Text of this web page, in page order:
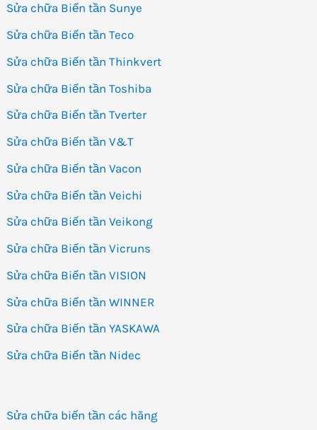
Sửa chữa Biến tần Sunye
Sửa chữa Biến tần Teco
Sửa chữa Biến tần Thinkvert
Sửa chữa Biến tần Toshiba
Sửa chữa Biến tần Tverter
Sửa chữa Biến tần V&T
Sửa chữa Biến tần Vacon
Sửa chữa Biến tần Veichi
Sửa chữa Biến tần Veikong
Sửa chữa Biến tần Vicruns
Sửa chữa Biến tần VISION
Sửa chữa Biến tần WINNER
Sửa chữa Biến tần YASKAWA
Sửa chữa Biến tần Nidec
Sửa chữa biến tần các hãng